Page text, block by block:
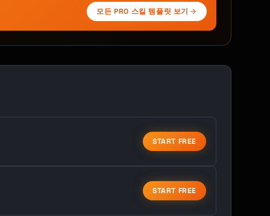
모든 PRO 스킬 템플릿 보기
START FREE
START FREE